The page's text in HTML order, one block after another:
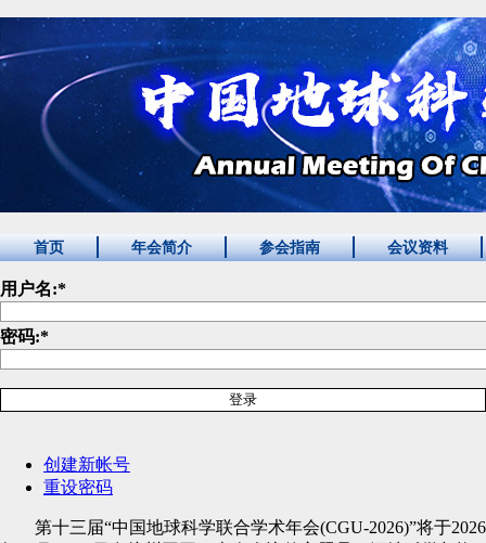
首页 年会简介 参会指南 会议资料
用户名:*
密码:*
创建新帐号
重设密码
第十三届“中国地球科学联合学术年会(CGU-2026)”将于2026